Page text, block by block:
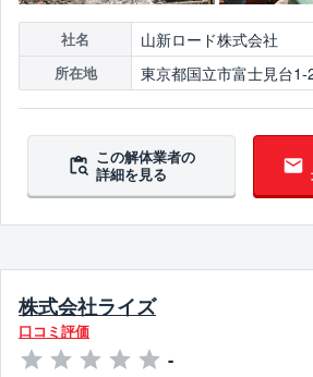
社名 山新ロード株式会社
所在地 東京都国立市富士見台1-
この解体業者の
詳細を見る
株式会社ライズ
口コミ評価
-